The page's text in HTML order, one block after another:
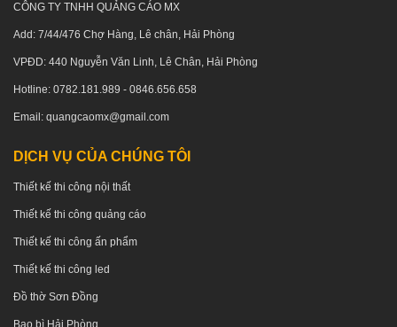
CÔNG TY TNHH QUẢNG CÁO MX
Add: 7/44/476 Chợ Hàng, Lê chân, Hải Phòng
VPĐD: 440 Nguyễn Văn Linh, Lê Chân, Hải Phòng
Hotline: 0782.181.989 - 0846.656.658
Email: quangcaomx@gmail.com
DỊCH VỤ CỦA CHÚNG TÔI
Thiết kế thi công nội thất
Thiết kế thi công quảng cáo
Thiết kế thi công ấn phẩm
Thiết kế thi công led
Đồ thờ Sơn Đồng
Bao bì Hải Phòng